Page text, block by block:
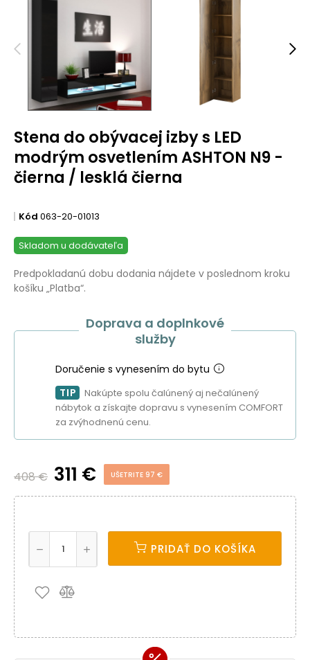
Stena do obývacej izby s LED
modrým osvetlením ASHTON N9 -
čierna / lesklá čierna
Kód 063-20-01013
Skladom u dodávateľa
Predpokladanú dobu dodania nájdete v poslednom kroku
košíku „Platba“.
Doprava a doplnkové
služby
Doručenie s vynesením do bytu
TIP
Nakúpte spolu čalúnený aj nečalúnený
nábytok a získajte dopravu s vynesením COMFORT
za zvýhodnenú cenu.
408 € 311 € UŠETRITE 97 €
PRIDAŤ DO KOŠÍKA